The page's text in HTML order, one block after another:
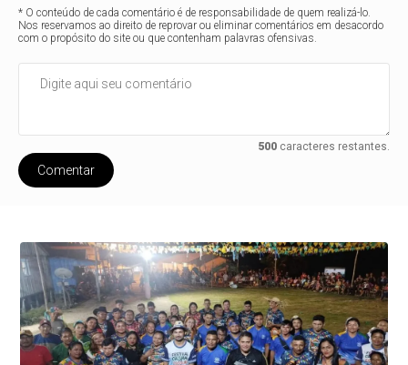
* O conteúdo de cada comentário é de responsabilidade de quem realizá-lo.
Nos reservamos ao direito de reprovar ou eliminar comentários em desacordo
com o propósito do site ou que contenham palavras ofensivas.
500caracteres restantes.
Comentar